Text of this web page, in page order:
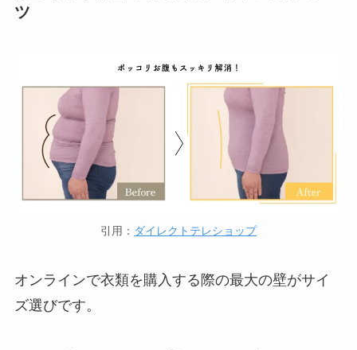
ツ
引用： ダイレクトテレショップ
オンラインで衣類を購入する際の最大の壁がサイ
ズ選びです。